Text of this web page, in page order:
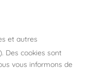
et autres
Des cookies sont
vous informons de